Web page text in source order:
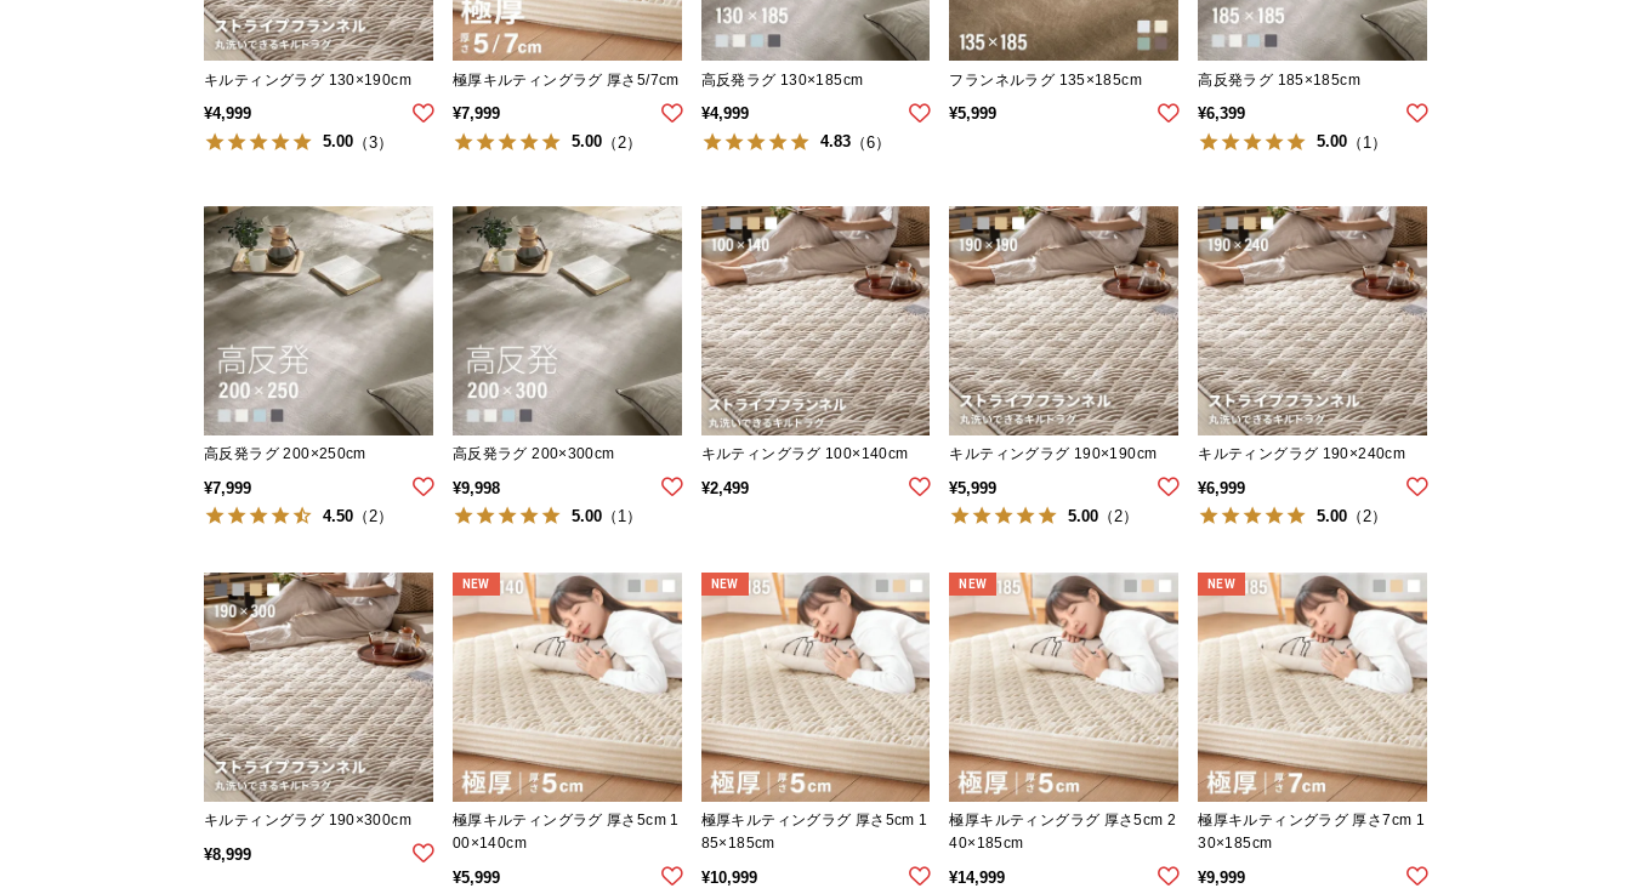
キルティングラグ 130×190cm
¥4,999
5.00 （3）
極厚キルティングラグ 厚さ5/7cm
¥7,999
5.00（2）
高反発ラグ 130×185cm
¥4,999
4.83（6）
フランネルラグ 135×185cm
¥5,999
高反発ラグ 185×185cm
¥6,399
5.00 （1）
高反発ラグ 200×250cm
¥7,999
4.50 （2）
高反発ラグ 200×300cm
¥9,998
5.00（1）
キルティングラグ 100×140cm
¥2,499
キルティングラグ 190×190cm
¥5,999
5.00 （2）
キルティングラグ 190×240cm
¥6,999
5.00 （2）
キルティングラグ 190×300cm
¥8,999
極厚キルティングラグ 厚さ5cm 1
00×140cm
¥5,999
NEW
極厚キルティングラグ 厚さ5cm 1
85×185cm
¥10,999
NEW
極厚キルティングラグ 厚さ5cm 2
40×185cm
¥14,999
NEW
極厚キルティングラグ 厚さ7cm 1
30×185cm
¥9,999
NEW